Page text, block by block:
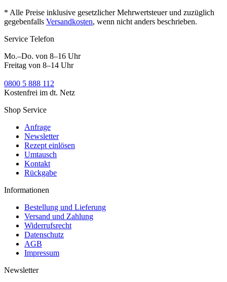
* Alle Preise inklusive gesetzlicher Mehrwertsteuer und zuzüglich
gegebenfalls Versandkosten, wenn nicht anders beschrieben.
Service Telefon
Mo.–Do. von 8–16 Uhr
Freitag von 8–14 Uhr
0800 5 888 112
Kostenfrei im dt. Netz
Shop Service
Anfrage
Newsletter
Rezept einlösen
Umtausch
Kontakt
Rückgabe
Informationen
Bestellung und Lieferung
Versand und Zahlung
Widerrufsrecht
Datenschutz
AGB
Impressum
Newsletter